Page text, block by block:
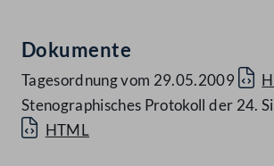
Dokumente
Tagesordnung vom 29.05.2009
Stenographisches Protokoll der 24.
HTML